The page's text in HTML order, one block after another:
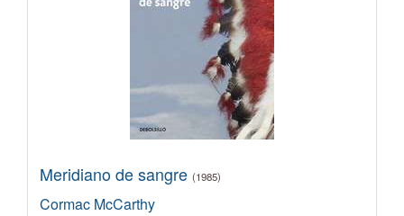
Meridiano de sangre (1985)
Cormac McCarthy